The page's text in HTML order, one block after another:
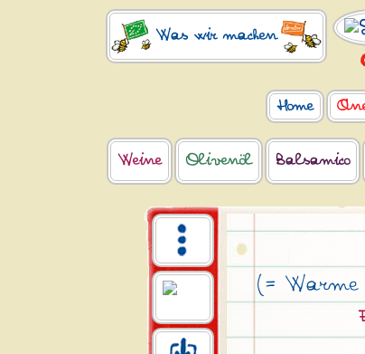
Was wir machen
Home
Weine Olivenöl Balsamico
(=